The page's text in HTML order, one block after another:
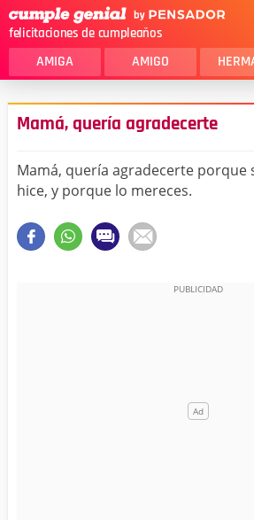
felicitaciones de cumpleaños
AMIGA AMIGO
MAMA
SOBRINA
NOVIA
Mamá, quería agradecerte
Mamá, quería agradecerte porque
hice, y porque lo mereces.